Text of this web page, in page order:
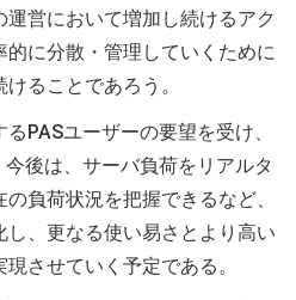
営において増加し続けるアク
に分散・管理していくために
ることであろう。
PASユーザーの要望を受け、
後は、サーバ負荷をリアルタ
負荷状況を把握できるなど、
、更なる使い易さとより高い
させていく予定である。